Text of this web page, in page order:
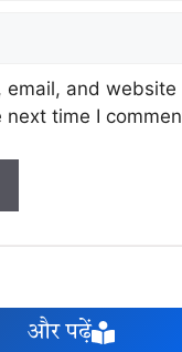
email, and website
time I
और पढ़ें